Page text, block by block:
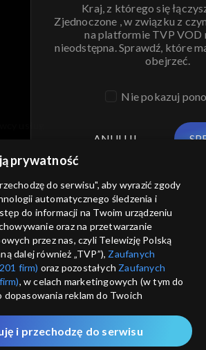
Kraj, z którego się
Zjednoczone , w związku z
na platformie TVP VOD
nieodstępna. Sprawdź, które
obejrzeć.
Nie pokazuj
ANULUJ
prywatność
do serwisu", aby wyrazić zgody
automatycznego śledzenia i
do informacji na Twoim urządzeniu
oraz na przetwarzanie
przez nas, czyli Telewizję Polską
dalej również „TVP”), Zaufanych
firm) oraz pozostałych Zaufanych
, w celach marketingowych (w tym do
reklam do Twoich
a także zgody na udostępnianie
PPID do Google.
i przechodzę do serwisu